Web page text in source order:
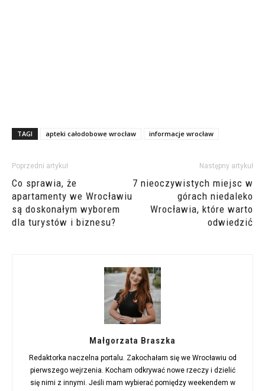
TAGI apteki całodobowe wrocław informacje wrocław
Poprzedni artykuł
Co sprawia, że
apartamenty we Wrocławiu
są doskonałym wyborem
dla turystów i biznesu?
Następny artykuł
7 nieoczywistych miejsc w
górach niedaleko
Wrocławia, które warto
odwiedzić
Małgorzata Braszka
Redaktorka naczelna portalu. Zakochałam się we Wrocławiu od
pierwszego wejrzenia. Kocham odkrywać nowe rzeczy i dzielić
się nimi z innymi. Jeśli mam wybierać pomiędzy weekendem w